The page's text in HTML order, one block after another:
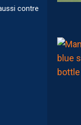
contre